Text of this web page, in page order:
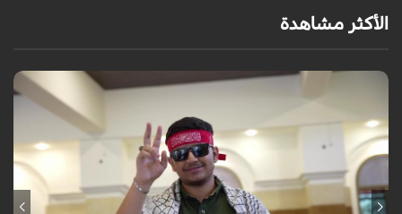
الأكثر مشاهدة
برنامج "بالعين المجردة" هو توثيق إنسانيٌّ شجاعٌ للحياة تحت وطأة الحرب،